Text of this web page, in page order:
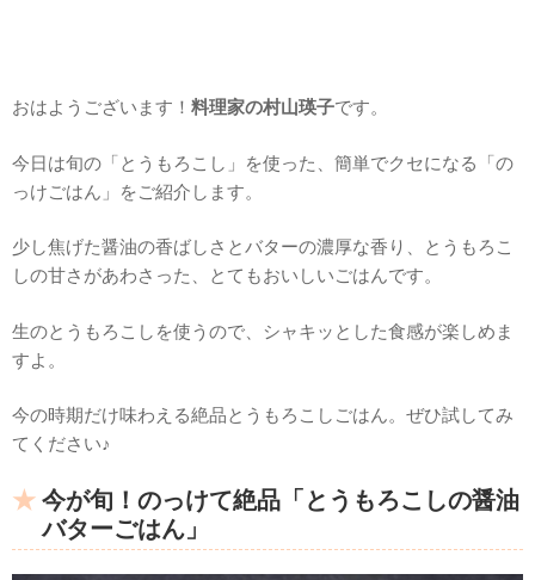
おはようございます！ 料理家の村山瑛子です。
今日は旬の「とうもろこし」を使った、簡単でクセになる「の
っけごはん」をご紹介します。
少し焦げた醤油の香ばしさとバターの濃厚な香り、とうもろこ
しの甘さがあわさった、とてもおいしいごはんです。
生のとうもろこしを使うので、シャキッとした食感が楽しめま
すよ。
今の時期だけ味わえる絶品とうもろこしごはん。ぜひ試してみ
てください♪
今が旬！のっけて絶品「とうもろこしの醤油
バターごはん」